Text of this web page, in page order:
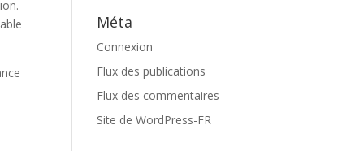
Méta
Connexion
Flux des publications
Flux des commentaires
Site de WordPress-FR